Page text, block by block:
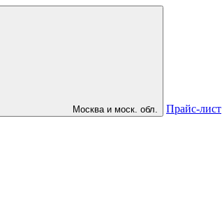
Москва и моск. обл. Прайс-лист